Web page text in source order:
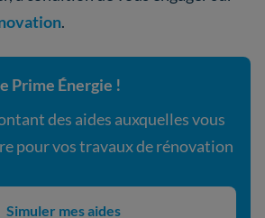
.
Prime Énergie !
des aides auxquelles vous
pour vos travaux de rénovation
Simuler mes aides